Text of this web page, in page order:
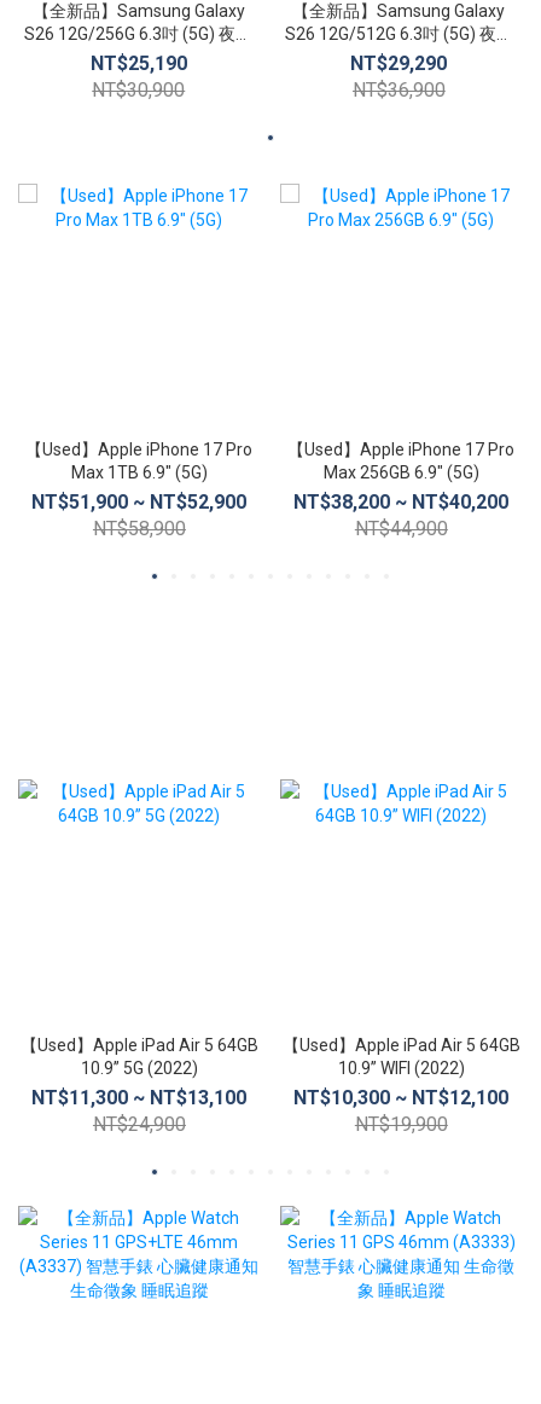
【全新品】Samsung Galaxy
S26 12G/256G 6.3吋 (5G) 夜幕
明亮攝影 水平鎖定
NT$25,190
NT$30,900
【全新品】Samsung Galaxy
S26 12G/512G 6.3吋 (5G) 夜幕
明亮攝影 水平鎖定
NT$29,290
NT$36,900
【Used】Apple iPhone 17 Pro
Max 1TB 6.9″ (5G)
NT$51,900 ~ NT$52,900
NT$58,900
【Used】Apple iPhone 17 Pro
Max 256GB 6.9″ (5G)
NT$38,200 ~ NT$40,200
NT$44,900
【Used】Apple iPad Air 5 64GB
10.9” 5G (2022)
NT$11,300 ~ NT$13,100
NT$24,900
【Used】Apple iPad Air 5 64GB
10.9” WIFI (2022)
NT$10,300 ~ NT$12,100
NT$19,900